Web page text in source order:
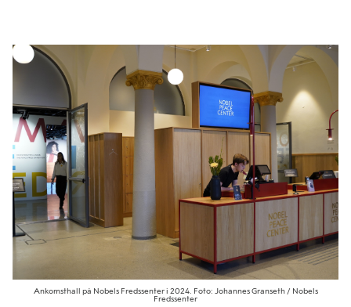
Ankomsthall på Nobels Fredssenter i 2024. Foto: Johannes Granseth / Nobels
Fredssenter